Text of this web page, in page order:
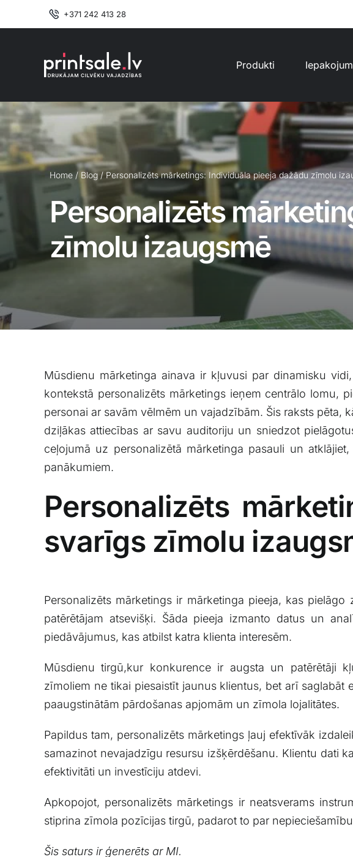
to
+371 242 413 28
Produkti
Home/ Blog/Personalizēts mārketings: Individuāla pieeja dažādu zīmolu
Personalizēts
zīmolu izaugsmē
Mūsdienu mārketinga ainava ir⁣ kļuvusi par dinamisku
kontekstā personalizēts mārketings ieņem‌ centrālo lomu,
personai ar⁤ savām⁢ vēlmēm un vajadzībām. Šis raksts
dziļākas attiecības ar savu auditoriju ‍un sniedzot
ceļojumā uz personalizētā‌ mārketinga⁤ pasauli ⁤un
panākumiem.
Personalizēts
svarīgs‍ zīmolu
Personalizēts mārketings ir mārketinga ‌pieeja, ‍kas
patērētājam atsevišķi. ​Šāda pieeja izmanto​ datus un
⁢piedāvājumus,⁢ kas‌ atbilst katra ⁢klienta‌ interesēm.
Mūsdienu tirgū,kur konkurence ​ir augsta un patērētāji
⁣zīmoliem ne tikai piesaistīt jaunus klientus, bet arī saglabāt
paaugstinātām pārdošanas apjomām un⁤ zīmola lojalitātes.
Papildus tam, personalizēts ⁢mārketings ļauj ⁣efektīvāk
samazinot nevajadzīgu‍ resursu izšķērdēšanu. Klientu ‍dati
efektivitāti un investīciju ‌atdevi.
Apkopojot,⁣ personalizēts mārketings​ ir neatsverams
stiprina zīmola pozīcijas tirgū, padarot to par
Šis saturs ir‌ ģenerēts ‍ar MI.